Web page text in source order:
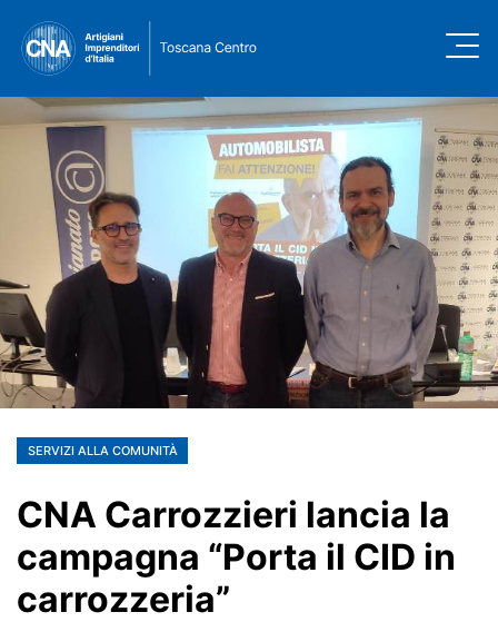
SERVIZI ALLA COMUNITÀ
CNA Carrozzieri lancia la
campagna “Porta il CID in
carrozzeria”